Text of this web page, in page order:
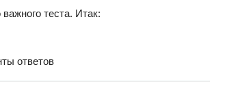
теста. Итак:
ответов